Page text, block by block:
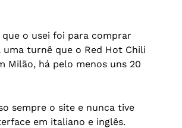
o usei foi para comprar
uma turnê que o Red Hot Chili
Milão, há pelo menos uns 20
sempre o site e nunca tive
em italiano e inglês.